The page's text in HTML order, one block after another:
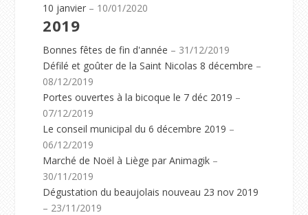
10 janvier – 10/01/2020
2019
Bonnes fêtes de fin d'année – 31/12/2019
Défilé et goûter de la Saint Nicolas 8 décembre –
08/12/2019
Portes ouvertes à la bicoque le 7 déc 2019 –
07/12/2019
Le conseil municipal du 6 décembre 2019 –
06/12/2019
Marché de Noël à Liège par Animagik –
30/11/2019
Dégustation du beaujolais nouveau 23 nov 2019
– 23/11/2019